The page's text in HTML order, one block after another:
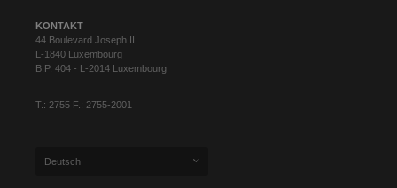
KONTAKT
44 Boulevard Joseph II
L-1840 Luxembourg
B.P. 404 - L-2014 Luxembourg
T.: 2755 F.: 2755-2001
Deutsch